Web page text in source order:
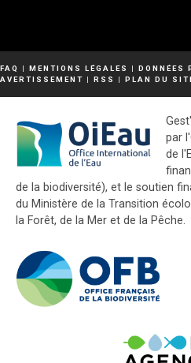
FAQ | MENTIONS LÉGALES | DONNÉES
AVERTISSEMENT | RSS | PLAN DU
par
de
de la biodiversité), et le soutien
du Ministère de la Transition
la Forêt, de la Mer et de la Pêche.